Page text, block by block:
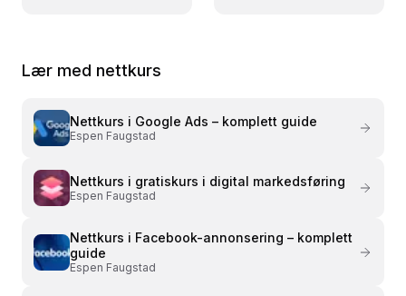
Lær med nettkurs
Nettkurs i Google Ads – komplett guide
Espen Faugstad
Nettkurs i gratiskurs i digital markedsføring
Espen Faugstad
Nettkurs i Facebook-annonsering – komplett
guide
Espen Faugstad